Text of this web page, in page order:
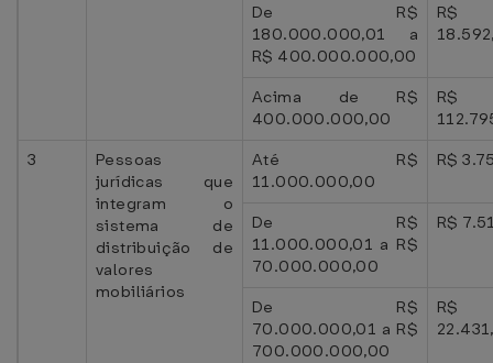
De R$
180.000.000,01 a
R$ 400.000.000,00
R$
Acima de R$
400.000.000,00
R$
3
Pessoas
jurídicas que
integram o
sistema de
distribuição de
valores
mobiliários
Até R$
11.000.000,00
R$
De R$
11.000.000,01 a R$
70.000.000,00
R$
De R$
70.000.000,01 a R$
700.000.000,00
R$